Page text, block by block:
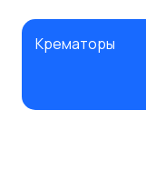
Крематоры